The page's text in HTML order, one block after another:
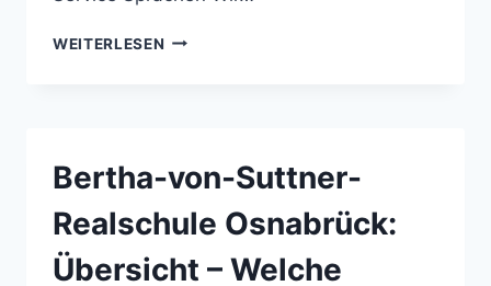
WEITERLESEN BERTHA-
MACHT
BRETT
MACH‘
Bertha-von-Suttner-
Realschule Osnabrück:
Übersicht – Welche